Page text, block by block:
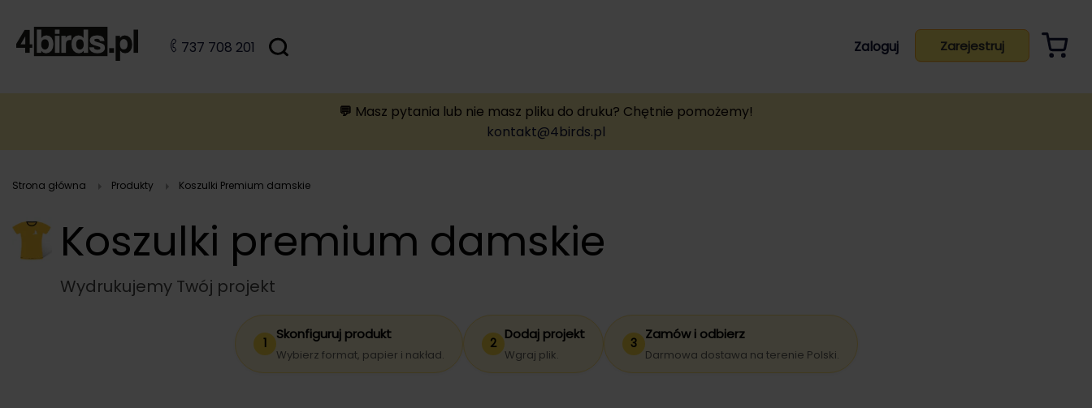
A
B A
B
Zaloguj Zarejestruj
737 708 201
💬 Masz pytania lub nie masz pliku do druku? Chętnie pomożemy!
kontakt@4birds.pl
Strona główna Produkty koszulki Premium damskie
Koszulki premium damskie
Wydrukujemy Twój projekt
1
Skonfiguruj produkt
Wybierz format, papier i nakład.
2
Dodaj projekt
Wgraj plik.
3
Zamów i odbierz
Darmowa dostawa na terenie Polski.